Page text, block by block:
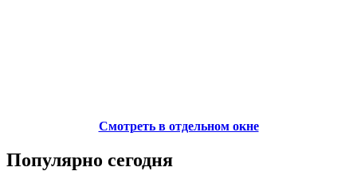
Смотреть в отдельном окне
Популярно сегодня